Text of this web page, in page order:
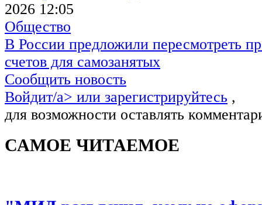
2026 12:05
Общество
В России предложили пересмотреть
счетов для самозанятых
Сообщить новость
Войдит/a> или зарегистрируйтесь ,
для возможности оставлять
САМОЕ ЧИТАЕМОЕ